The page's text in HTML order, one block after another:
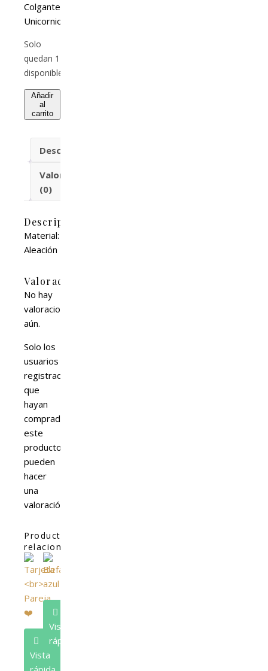
Colgante
Unicornio
Solo
quedan 1
disponibles
Añadir
al
carrito
Descripción
Valoraciones
(0)
Descripción
Material:
Aleación
Valoraciones
No hay
valoraciones
aún.
Solo los
usuarios
registrados
que
hayan
comprado
este
producto
pueden
hacer
una
valoración.
Productos
relacionados
Vista
Vista
rápida